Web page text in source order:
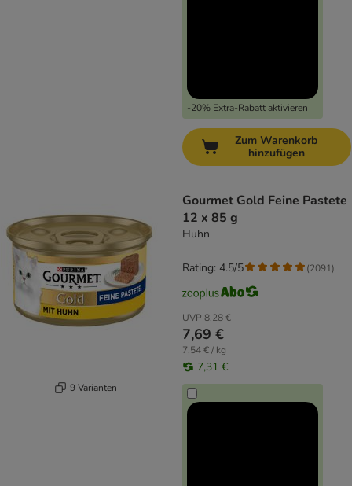
-20% Extra-Rabatt aktivieren
Zum Warenkorb
hinzufügen
9 Varianten
Gourmet Gold Feine Pastete
12 x 85 g
Huhn
UVP 8,28 €
7,69 €
7,54 € / kg
7,31 €
Rating: 4.5/5 (2091)